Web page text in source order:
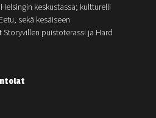
keskustassa; kultturelli
sekä kesäiseen
Storyvillen puistoterassi ja Hard